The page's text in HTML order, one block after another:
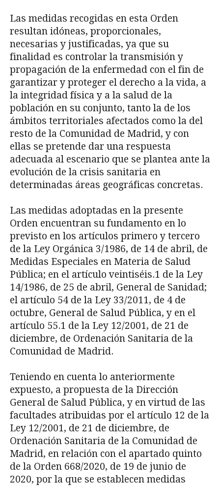
Las medidas recogidas en esta Orden
resultan idóneas, proporcionales,
necesarias y justificadas, ya que su
finalidad es controlar la transmisión y
propagación de la enfermedad con el fin de
garantizar y proteger el derecho a la vida, a
la integridad física y a la salud de la
población en su conjunto, tanto la de los
ámbitos territoriales afectados como la del
res­to de la Comunidad de Madrid, y con
ellas se pretende dar una respuesta
adecuada al esce­nario que se plantea ante la
evolución de la crisis sanitaria en
determinadas áreas geográfi­cas concretas.
Las medidas adoptadas en la presente
Orden encuentran su fundamento en lo
previsto en los artículos primero y tercero
de la Ley Orgánica 3/1986, de 14 de abril, de
Medidas Es­peciales en Materia de Salud
Pública; en el artículo veintiséis.1 de la Ley
14/1986, de 25 de abril, General de Sanidad;
el artículo 54 de la Ley 33/2011, de 4 de
octubre, General de Sa­lud Pública, y en el
artículo 55.1 de la Ley 12/2001, de 21 de
diciembre, de Ordenación Sani­taria de la
Comunidad de Madrid.
Teniendo en cuenta lo anteriormente
expuesto, a propuesta de la Dirección
General de Salud Pública, y en virtud de las
facultades atribuidas por el artículo 12 de la
Ley 12/2001, de 21 de diciembre, de
Ordenación Sanitaria de la Comunidad de
Madrid, en relación con el apartado quinto
de la Orden 668/2020, de 19 de junio de
2020, por la que se establecen medidas